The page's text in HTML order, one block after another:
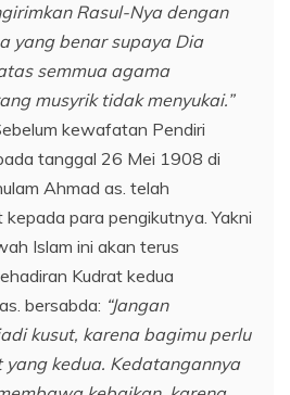
Rasul-Nya dengan
yang benar supaya Dia
semmua agama
musyrik tidak menyukai.”
kewafatan Pendiri
tanggal 26 Mei 1908 di
Ahmad as. telah
para pengikutnya. Yakni
Islam ini akan terus
Kudrat kedua
bersabda: “Jangan
kusut, karena bagimu perlu
kedua. Kedatangannya